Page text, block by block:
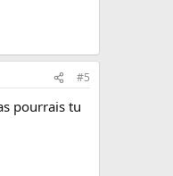
#5
pourrais tu